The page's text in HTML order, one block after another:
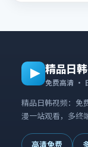
精品日
免费高清 ·
精品日韩视频：免
漫一站观看，多终
高清免费